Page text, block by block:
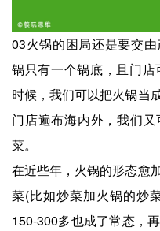
03火锅的困局还是要交
锅只有一个锅底，且门
时候，我们可以把火锅当
门店遍布海内外，我们
菜。
在近些年，火锅的形态愈
菜(比如炒菜加火锅的炒
150-300多也成了常态，